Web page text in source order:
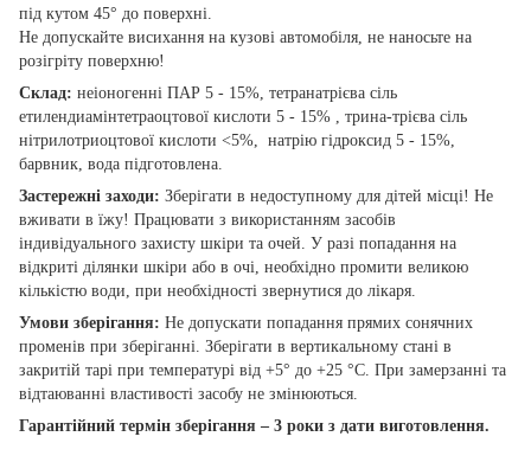
під кутом 45° до поверхні.
Не допускайте висихання на кузові автомобіля, не наносьте на
розігріту поверхню!
Склад: неіоногенні ПАР 5 - 15%, тетранатрієва сіль
етилендиамінтетраоцтової кислоти 5 - 15% , трина-трієва сіль
нітрилотриоцтової кислоти <5%, натрію гідроксид 5 - 15%,
барвник, вода підготовлена.
Заcтережні заходи: Зберігати в недоступному для дітей місці! Не
вживати в їжу! Працювати з використанням засобів
індивідуального захисту шкіри та очей. У разі попадання на
відкриті ділянки шкіри або в очі, необхідно промити великою
кількістю води, при необхідності звернутися до лікаря.
Умови зберігання: Не допускати попадання прямих сонячних
променів при зберіганні. Зберігати в вертикальному стані в
закритій тарі при температурі від +5° до +25 °С. При замерзанні та
відтаюванні властивості засобу не змінюються.
Гарантійний термін зберігання – 3 роки з дати виготовлення.